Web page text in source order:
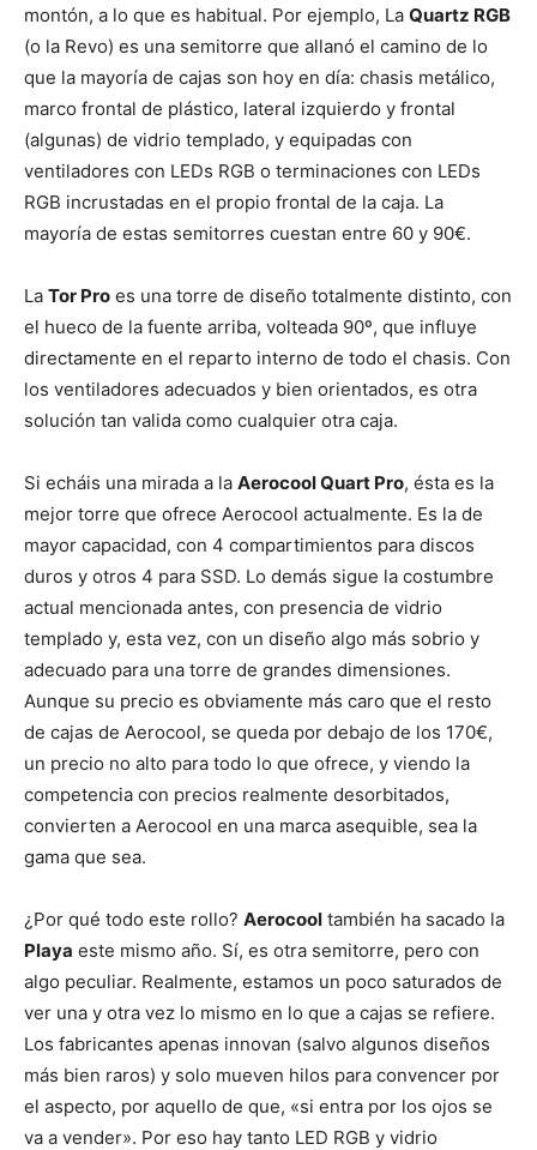
montón, a lo que es habitual. Por ejemplo, La Quartz RGB
(o la Revo) es una semitorre que allanó el camino de lo
que la mayoría de cajas son hoy en día: chasis metálico,
marco frontal de plástico, lateral izquierdo y frontal
(algunas) de vidrio templado, y equipadas con
ventiladores con LEDs RGB o terminaciones con LEDs
RGB incrustadas en el propio frontal de la caja. La
mayoría de estas semitorres cuestan entre 60 y 90€.
La Tor Pro es una torre de diseño totalmente distinto, con
el hueco de la fuente arriba, volteada 90º, que influye
directamente en el reparto interno de todo el chasis. Con
los ventiladores adecuados y bien orientados, es otra
solución tan valida como cualquier otra caja.
Si echáis una mirada a la Aerocool Quart Pro, ésta es la
mejor torre que ofrece Aerocool actualmente. Es la de
mayor capacidad, con 4 compartimientos para discos
duros y otros 4 para SSD. Lo demás sigue la costumbre
actual mencionada antes, con presencia de vidrio
templado y, esta vez, con un diseño algo más sobrio y
adecuado para una torre de grandes dimensiones.
Aunque su precio es obviamente más caro que el resto
de cajas de Aerocool, se queda por debajo de los 170€,
un precio no alto para todo lo que ofrece, y viendo la
competencia con precios realmente desorbitados,
convierten a Aerocool en una marca asequible, sea la
gama que sea.
¿Por qué todo este rollo? Aerocool también ha sacado la
Playa este mismo año. Sí, es otra semitorre, pero con
algo peculiar. Realmente, estamos un poco saturados de
ver una y otra vez lo mismo en lo que a cajas se refiere.
Los fabricantes apenas innovan (salvo algunos diseños
más bien raros) y solo mueven hilos para convencer por
el aspecto, por aquello de que, «si entra por los ojos se
va a vender». Por eso hay tanto LED RGB y vidrio